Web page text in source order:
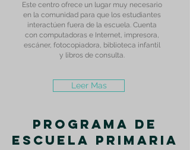
Este centro ofrece un lugar muy necesario
en la comunidad para que los estudiantes
interactúen fuera de la escuela. Cuenta
con computadoras e Internet, impresora,
escáner, fotocopiadora, biblioteca infantil
y libros de consulta.
Leer Mas
Programa de
Escuela Primaria